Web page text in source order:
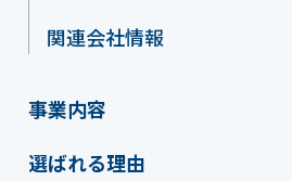
関連会社情報
事業内容
選ばれる理由